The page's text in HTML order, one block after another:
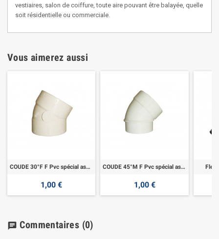
vestiaires, salon de coiffure, toute aire pouvant être balayée, quelle
soit résidentielle ou commerciale.
Vous aimerez aussi
COUDE 30°F F Pvc spécial aspiration
1,00 €
COUDE 45°M F Pvc spécial aspiration
1,00 €
chat Commentaires (0)